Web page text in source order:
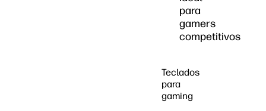
para
gamers
competitivos
Teclados
para
gaming